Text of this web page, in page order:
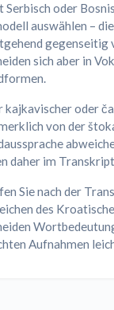
Serbisch oder
auswählen –
gegenseitig
sich aber in
kajkavischer oder
von der
daher im
Sie nach der
des
Aufnahmen